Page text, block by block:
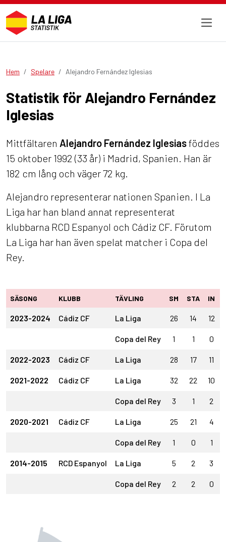
Hem Spelare Alejandro Fernández Iglesias
Statistik för Alejandro Fernández
Iglesias
Mittfältaren Alejandro Fernández Iglesiasföddes
15 oktober 1992 (33 år) i Madrid, Spanien. Han är
182 cm lång och väger 72 kg.
Alejandro representerar nationen Spanien. I La
Liga har han bland annat representerat
klubbarna RCD Espanyol och Cádiz CF. Förutom
La Liga har han även spelat matcher i Copa del
Rey.
SÄSONG KLUBB TÄVLING SM STA IN
2023-2024 Cádiz CF La Liga 26 14 12
Copa del Rey 1 1 0
2022-2023 Cádiz CF La Liga 28 17 11
2021-2022 Cádiz CF La Liga 32 22 10
Copa del Rey 3 1 2
2020-2021 Cádiz CF La Liga 25 21 4
Copa del Rey 1 0 1
2014-2015 RCD Espanyol La Liga 5 2 3
Copa del Rey 2 2 0